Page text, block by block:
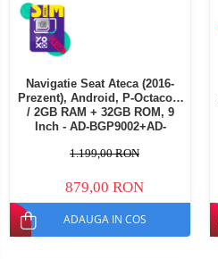
Navigatie Seat Ateca (2016-
Prezent), Android, P-Octacore
/ 2GB RAM + 32GB ROM, 9
Inch - AD-BGP9002+AD-
1.199,00 RON
879,00 RON
ADAUGA IN COS